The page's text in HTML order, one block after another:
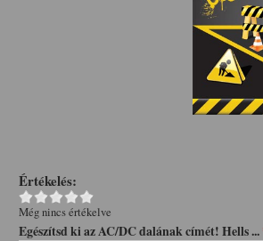
Értékelés:
Még nincs értékelve
Egészítsd ki az AC/DC dalának címét! Hells ...